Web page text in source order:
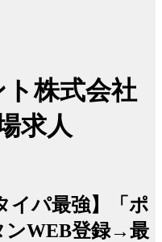
株式会社
求人
イパ最強】「ポ
ンWEB登録→最